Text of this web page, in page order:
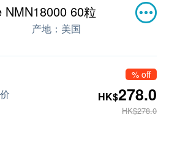
NMN18000 60粒
产地： 美国
% off
HK$278.0
HK$278.0